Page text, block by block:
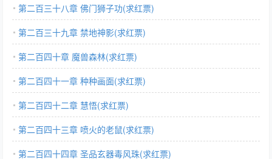
第二百三十八章 佛门狮子功(求红票)
第二百三十九章 禁地神影(求红票)
第二百四十章 魔兽森林(求红票)
第二百四十一章 种种画面(求红票)
第二百四十二章 慧悟(求红票)
第二百四十三章 喷火的老鼠(求红票)
第二百四十四章 圣品玄器毒风珠(求红票)